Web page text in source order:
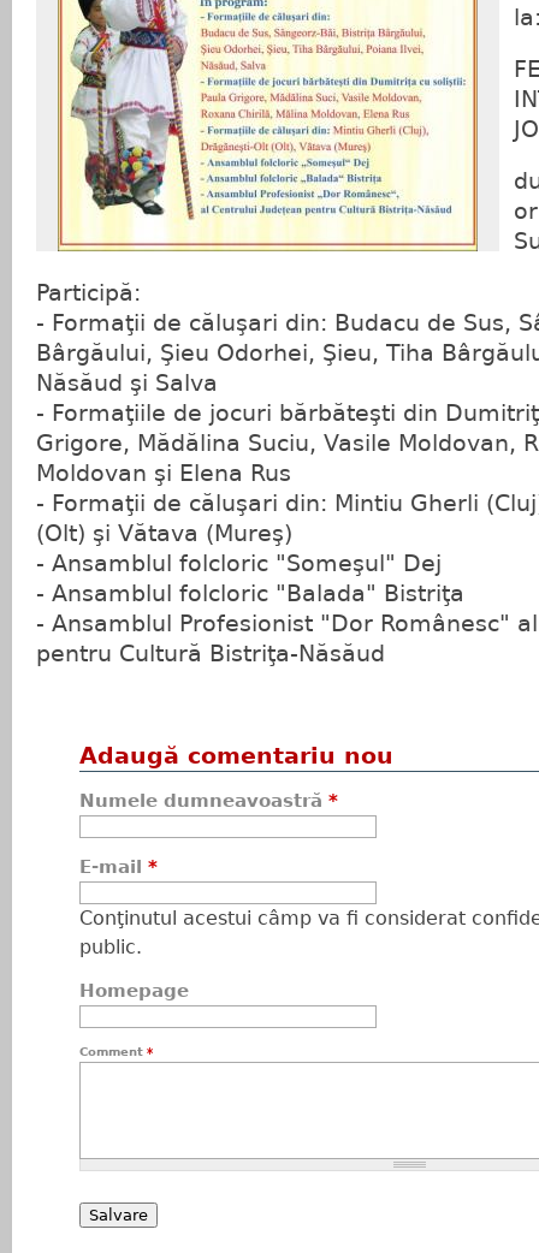
Participă:
- Formaţii de căluşari din: Budacu de Sus,
Bârgăului, Şieu Odorhei, Şieu, Tiha
Năsăud şi Salva
- Formaţiile de jocuri bărbăteşti din
Grigore, Mădălina Suciu, Vasile Moldovan,
Moldovan şi Elena Rus
- Formaţii de căluşari din: Mintiu Gherli
(Olt) şi Vătava (Mureş)
- Ansamblul folcloric "Someşul" Dej
- Ansamblul folcloric "Balada" Bistriţa
- Ansamblul Profesionist "Dor Românesc"
pentru Cultură Bistriţa-Năsăud
Adaugă comentariu nou
Numele dumneavoastră *
E-mail *
Conţinutul acestui câmp va fi considerat
public.
Homepage
Comment *